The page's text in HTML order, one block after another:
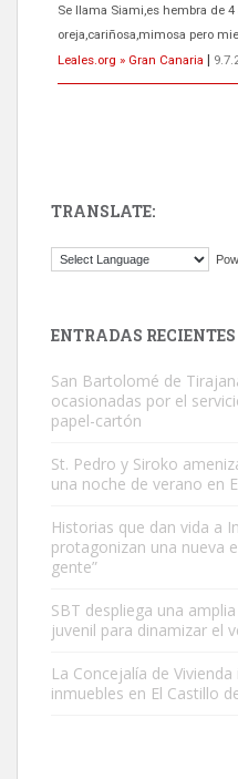
Se llama Siami,es hembra de
oreja,cariñosa,mimosa pero
Leales.org » Gran Canaria
El ayuntamiento se va a llevar
Este gato macho ha aparecido
es muy manso y
Leales.org » Gran Canaria
TRANSLATE:
ENTRADAS RECIENTES
San Bartolomé de
ocasionadas por el
papel-cartón
St. Pedro y Siroko
una noche de verano en
Historias que dan vida a
protagonizan una nueva
gente”
SBT despliega una
juvenil para dinamizar el
La Concejalía de
inmuebles en El Castillo